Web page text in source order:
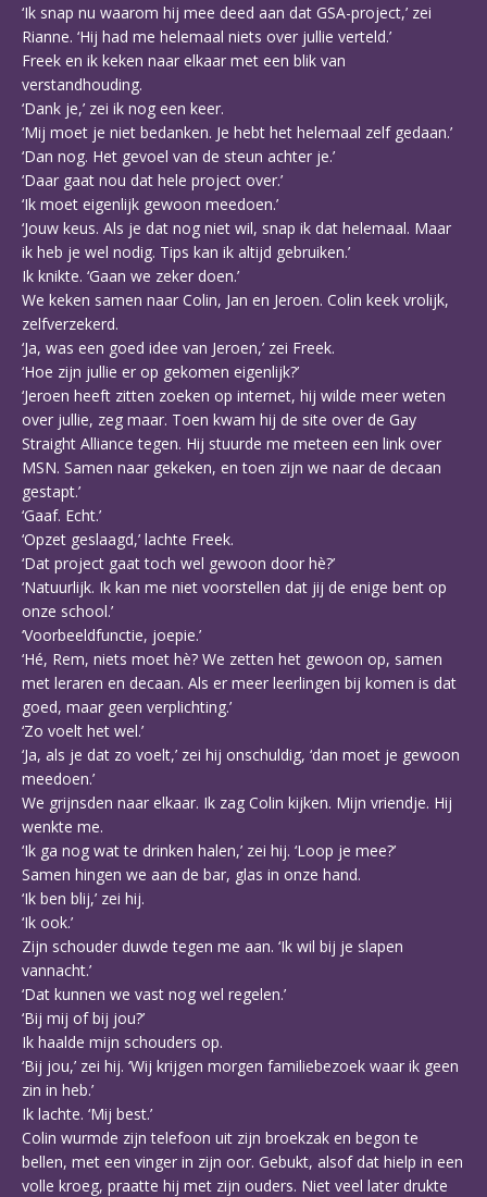
‘Ik snap nu waarom hij mee deed aan dat GSA-project,’ zei
Rianne. ‘Hij had me helemaal niets over jullie verteld.’
Freek en ik keken naar elkaar met een blik van
verstandhouding.
‘Dank je,’ zei ik nog een keer.
‘Mij moet je niet bedanken. Je hebt het helemaal zelf gedaan.’
‘Dan nog. Het gevoel van de steun achter je.’
‘Daar gaat nou dat hele project over.’
‘Ik moet eigenlijk gewoon meedoen.’
‘Jouw keus. Als je dat nog niet wil, snap ik dat helemaal. Maar
ik heb je wel nodig. Tips kan ik altijd gebruiken.’
Ik knikte. ‘Gaan we zeker doen.’
We keken samen naar Colin, Jan en Jeroen. Colin keek vrolijk,
zelfverzekerd.
‘Ja, was een goed idee van Jeroen,’ zei Freek.
‘Hoe zijn jullie er op gekomen eigenlijk?’
‘Jeroen heeft zitten zoeken op internet, hij wilde meer weten
over jullie, zeg maar. Toen kwam hij de site over de Gay
Straight Alliance tegen. Hij stuurde me meteen een link over
MSN. Samen naar gekeken, en toen zijn we naar de decaan
gestapt.’
‘Gaaf. Echt.’
‘Opzet geslaagd,’ lachte Freek.
‘Dat project gaat toch wel gewoon door hè?’
‘Natuurlijk. Ik kan me niet voorstellen dat jij de enige bent op
onze school.’
‘Voorbeeldfunctie, joepie.’
‘Hé, Rem, niets moet hè? We zetten het gewoon op, samen
met leraren en decaan. Als er meer leerlingen bij komen is dat
goed, maar geen verplichting.’
‘Zo voelt het wel.’
‘Ja, als je dat zo voelt,’ zei hij onschuldig, ‘dan moet je gewoon
meedoen.’
We grijnsden naar elkaar. Ik zag Colin kijken. Mijn vriendje. Hij
wenkte me.
‘Ik ga nog wat te drinken halen,’ zei hij. ‘Loop je mee?’
Samen hingen we aan de bar, glas in onze hand.
‘Ik ben blij,’ zei hij.
‘Ik ook.’
Zijn schouder duwde tegen me aan. ‘Ik wil bij je slapen
vannacht.’
‘Dat kunnen we vast nog wel regelen.’
‘Bij mij of bij jou?’
Ik haalde mijn schouders op.
‘Bij jou,’ zei hij. ‘Wij krijgen morgen familiebezoek waar ik geen
zin in heb.’
Ik lachte. ‘Mij best.’
Colin wurmde zijn telefoon uit zijn broekzak en begon te
bellen, met een vinger in zijn oor. Gebukt, alsof dat hielp in een
volle kroeg, praatte hij met zijn ouders. Niet veel later drukte